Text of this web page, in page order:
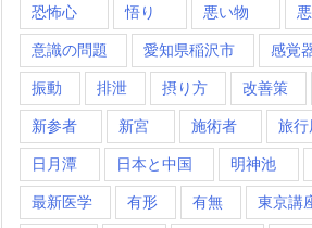
恐怖心 悟り 悪い物
意識の問題 愛知県稲沢市 感覚
振動 排泄 摂り方 改善策
新参者 新宮 施術者 旅行
日月潭 日本と中国 明神池
最新医学 有形 有無 東京講